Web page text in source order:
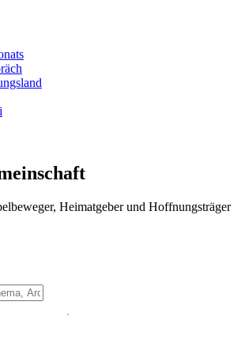
Heimatgeber und Hoffnungsträger